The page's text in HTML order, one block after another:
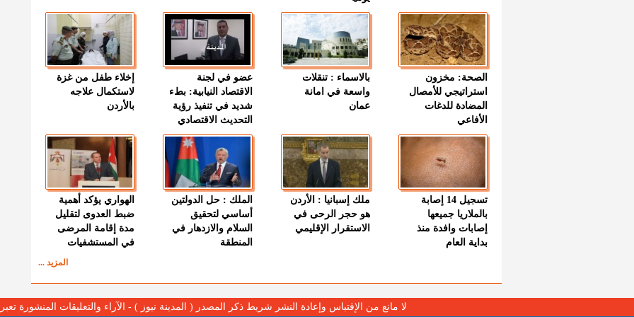
الصحة: مخزون
استراتيجي للأمصال
المضادة للدغات
الأفاعي
بالاسماء : تنقلات
واسعة في امانة
عمان
عضو في لجنة
الاقتصاد النيابية: بطء
شديد في تنفيذ رؤية
التحديث الاقتصادي
إخلاء طفل من غزة
لاستكمال علاجه
بالأردن
تسجيل 14 إصابة
بالملاريا جميعها
إصابات وافدة منذ
بداية العام
ملك إسبانيا : الأردن
هو حجر الرحى في
الاستقرار الإقليمي
الملك : حل الدولتين
أساسي لتحقيق
السلام والازدهار في
المنطقة
الهواري يؤكد أهمية
ضبط العدوى لتقليل
مدة إقامة المرضى
في المستشفيات
المزيد ...
لا مانع من الإقتباس وإعادة النشر شريط ذكر المصدر ( المدينة نيوز ) - الآراء والتعليقات المنشورة